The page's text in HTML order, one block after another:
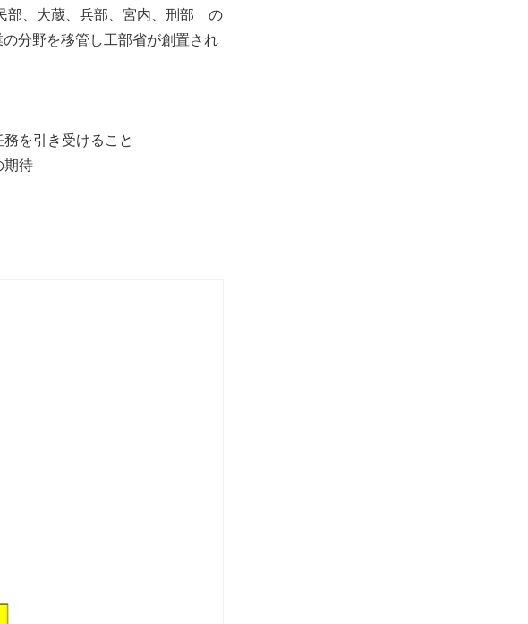
部、大蔵、兵部、宮内、刑部 の
分野を移管し工部省が創置され
を引き受けること
待